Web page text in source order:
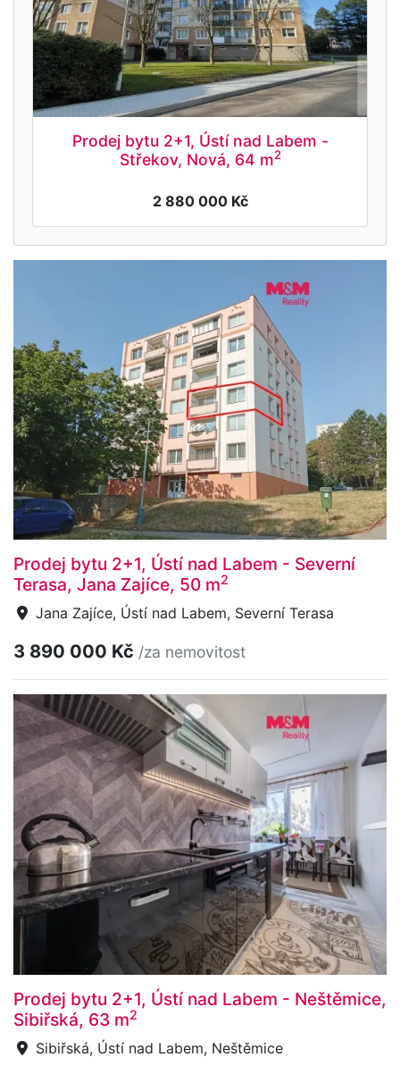
Prodej bytu 2+1, Ústí nad Labem -
Střekov, Nová, 64 m2
2 880 000 Kč
Prodej bytu 2+1, Ústí nad Labem - Severní
Terasa, Jana Zajíce, 50 m2
Jana Zajíce, Ústí nad Labem, Severní Terasa
3 890 000 Kč /za nemovitost
Prodej bytu 2+1, Ústí nad Labem - Neštěmice,
Sibiřská, 63 m2
Sibiřská, Ústí nad Labem, Neštěmice